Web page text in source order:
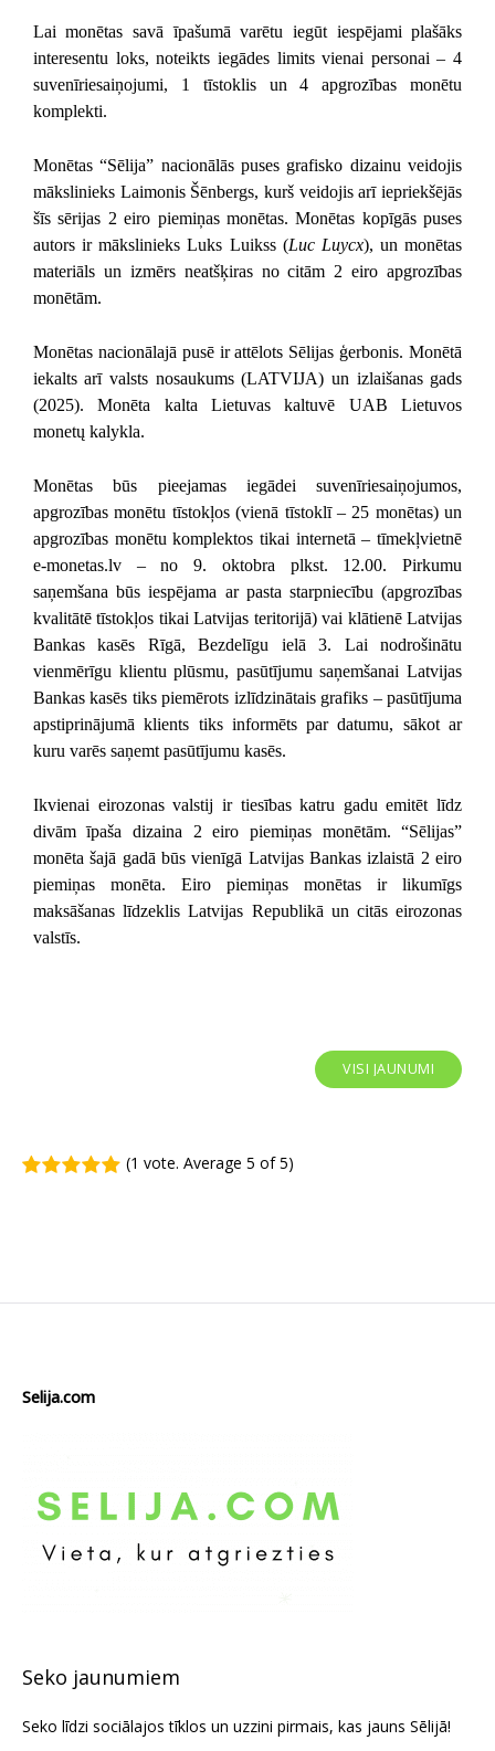
Lai monētas savā īpašumā varētu iegūt iespējami plašāks
interesentu loks, noteikts iegādes limits vienai personai – 4
suvenīriesaiņojumi, 1 tīstoklis un 4 apgrozības monētu
komplekti.
Monētas “Sēlija” nacionālās puses grafisko dizainu veidojis
mākslinieks Laimonis Šēnbergs, kurš veidojis arī iepriekšējās
šīs sērijas 2 eiro piemiņas monētas. Monētas kopīgās puses
autors ir mākslinieks Luks Luikss (Luc Luycx), un monētas
materiāls un izmērs neatšķiras no citām 2 eiro apgrozības
monētām.
Monētas nacionālajā pusē ir attēlots Sēlijas ģerbonis. Monētā
iekalts arī valsts nosaukums (LATVIJA) un izlaišanas gads
(2025). Monēta kalta Lietuvas kaltuvē UAB Lietuvos
monetų kalykla.
Monētas būs pieejamas iegādei suvenīriesaiņojumos,
apgrozības monētu tīstokļos (vienā tīstoklī – 25 monētas) un
apgrozības monētu komplektos tikai internetā – tīmekļvietnē
e-monetas.lv – no 9. oktobra plkst. 12.00. Pirkumu
saņemšana būs iespējama ar pasta starpniecību (apgrozības
kvalitātē tīstokļos tikai Latvijas teritorijā) vai klātienē Latvijas
Bankas kasēs Rīgā, Bezdelīgu ielā 3. Lai nodrošinātu
vienmērīgu klientu plūsmu, pasūtījumu saņemšanai Latvijas
Bankas kasēs tiks piemērots izlīdzinātais grafiks – pasūtījuma
apstiprinājumā klients tiks informēts par datumu, sākot ar
kuru varēs saņemt pasūtījumu kasēs.
Ikvienai eirozonas valstij ir tiesības katru gadu emitēt līdz
divām īpaša dizaina 2 eiro piemiņas monētām. “Sēlijas”
monēta šajā gadā būs vienīgā Latvijas Bankas izlaistā 2 eiro
piemiņas monēta. Eiro piemiņas monētas ir likumīgs
maksāšanas līdzeklis Latvijas Republikā un citās eirozonas
valstīs.
VISI JAUNUMI
(1 vote. Average 5 of 5)
Selija.com
Seko jaunumiem
Seko līdzi sociālajos tīklos un uzzini pirmais, kas jauns Sēlijā!